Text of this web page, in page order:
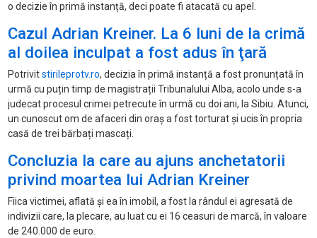
o decizie în primă instanță, deci poate fi atacată cu apel.
Cazul Adrian Kreiner. La 6 luni de la crimă
al doilea inculpat a fost adus în ţară
Potrivitstirileprotv.ro, decizia în primă instanță a fost pronunțată în
urmă cu puțin timp de magistrații Tribunalului Alba, acolo unde s-a
judecat procesul crimei petrecute în urmă cu doi ani, la Sibiu. Atunci,
un cunoscut om de afaceri din oraș a fost torturat și ucis în propria
casă de trei bărbați mascați.
Concluzia la care au ajuns anchetatorii
privind moartea lui Adrian Kreiner
Fiica victimei, aflată și ea în imobil, a fost la rândul ei agresată de
indivizii care, la plecare, au luat cu ei 16 ceasuri de marcă, în valoare
de 240.000 de euro.